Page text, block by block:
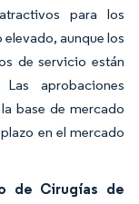
para los
aunque los
de servicio están
aprobaciones
base de mercado
en el mercado
de Cirugías de